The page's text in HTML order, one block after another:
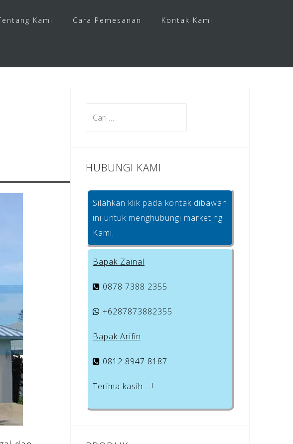
Kami Cara Pemesanan Kontak Kami
HUBUNGI KAMI
Silahkan klik pada kontak dibawah
ini untuk menghubungi marketing
Kami.
Bapak Zainal
0878 7388 2355
+6287873882355
Bapak Arifin
0812 8947 8187
Terima kasih …!